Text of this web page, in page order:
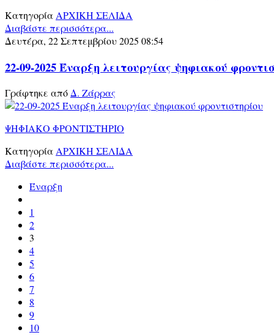
Κατηγορία ΑΡΧΙΚΗ ΣΕΛΙΔΑ
Διαβάστε περισσότερα...
Δευτέρα, 22 Σεπτεμβρίου 2025 08:54
22-09-2025 Έναρξη λειτουργίας ψηφιακού
Γράφτηκε απόΔ. Ζάρρας
ΨΗΦΙΑΚΟ ΦΡΟΝΤΙΣΤΗΡΙΟ
ΚατηγορίαΑΡΧΙΚΗ ΣΕΛΙΔΑ
Διαβάστε περισσότερα...
Έναρξη
1
2
3
4
5
6
7
8
9
10